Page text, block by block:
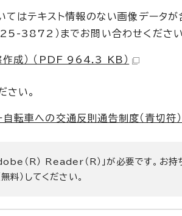
てはテキスト情報のない画像データ
3872）までお問い合わせください
作成） （PDF 964.3 KB）
さい。
転車への交通反則通告制度（青切符
（R） Reader（R）」が必要です。お
料）してください。